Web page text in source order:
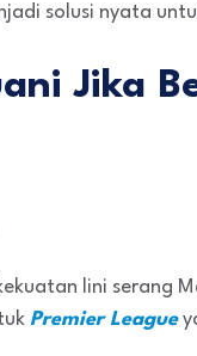
solusi nyata
Jika
lini serang
Premier League